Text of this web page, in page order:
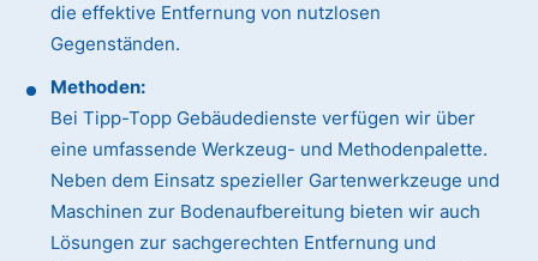
die effektive Entfernung von nutzlosen
Gegenständen.
Methoden:
Bei Tipp-Topp Gebäudedienste verfügen wir über
eine umfassende Werkzeug- und Methodenpalette.
Neben dem Einsatz spezieller Gartenwerkzeuge und
Maschinen zur Bodenaufbereitung bieten wir auch
Lösungen zur sachgerechten Entfernung und